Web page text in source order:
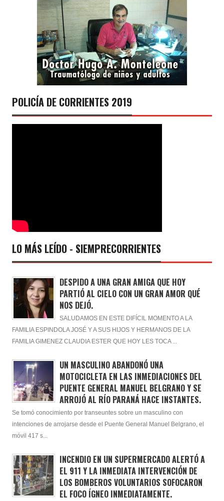
POLICÍA DE CORRIENTES 2019
LO MÁS LEÍDO - SIEMPRECORRIENTES
DESPIDO A UNA GRAN AMIGA QUE HOY
PARTIÓ AL CIELO CON UN GRAN AMOR QUÉ
NOS DEJÓ.
SALUDAMOS EN ESTE DIFÍCIL MOMENTO A LA
FAMILIA ESPINDOLA JOSÉ Y A SUS HIJOS Y HERMANOS DE LA
FAMILIA GIMENEZ CLAUDIA ESTER QUE HOY LES TOCA ...
UN MASCULINO ABANDONÓ UNA
MOTOCICLETA EN LAS INMEDIACIONES DEL
PUENTE GENERAL MANUEL BELGRANO Y SE
ARROJÓ AL RÍO PARANÁ HACE INSTANTES.
Se tomó conocimiento por transeuntes sobre un masculino con
intenciones de arrojarse desde el Puente General Manuel Belgrano, el
móvil 417 s...
INCENDIO EN UN SUPERMERCADO ALERTÓ A
EL 911 Y LA INMEDIATA INTERVENCIÓN DE
LOS BOMBEROS VOLUNTARIOS SOFOCARON
EL FOCO ÍGNEO INMEDIATAMENTE.